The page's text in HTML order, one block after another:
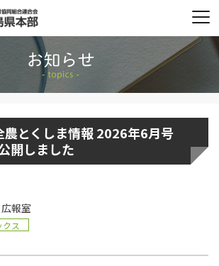
農とくしま情報 2026年6月号
開しました
報室
クス